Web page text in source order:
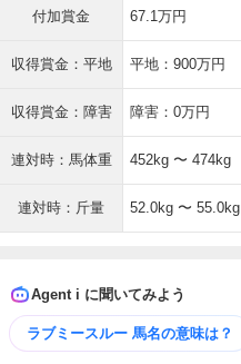
付加賞金 67.1万円
収得賞金：平地 平地：900万円
収得賞金：障害 障害：0万円
連対時：馬体重 452kg 〜 474kg
連対時：斤量 52.0kg 〜 55.0kg
Agent i に聞いてみよう
ラブミースルー 馬名の意味は？